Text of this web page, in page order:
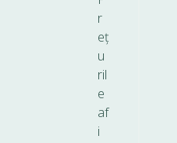
r
eț
u
ril
e
af
i